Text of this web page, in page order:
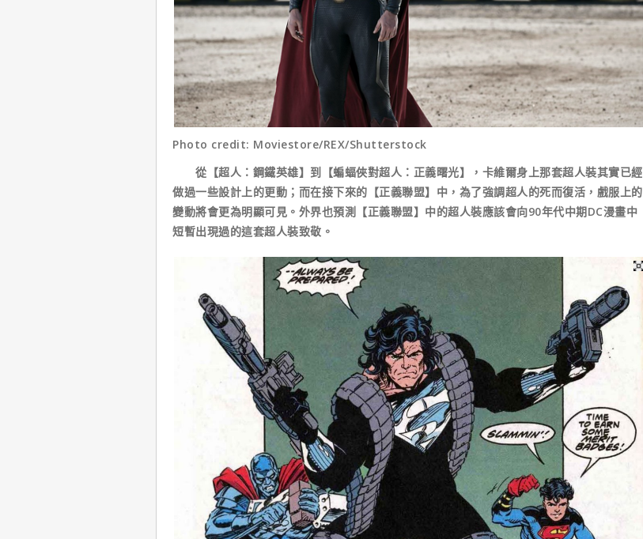
Photo credit: Moviestore/REX/Shutterstock
從【超人：鋼鐵英雄】到【蝙蝠俠對超人：正義曙光】，卡維爾身上那套超人裝其實已經
做過一些設計上的更動；而在接下來的【正義聯盟】中，為了強調超人的死而復活，戲服上的
變動將會更為明顯可見。外界也預測【正義聯盟】中的超人裝應該會向90年代中期DC漫畫中
短暫出現過的這套超人裝致敬。